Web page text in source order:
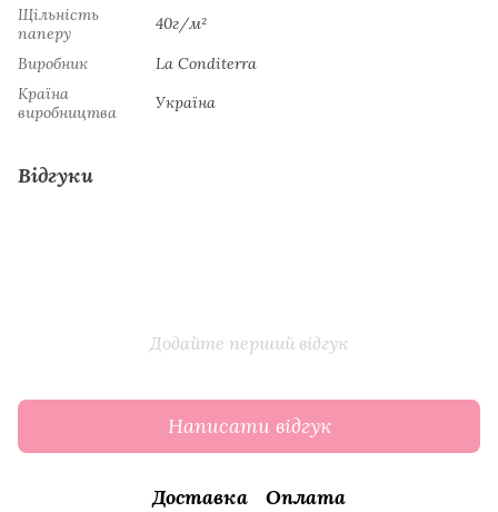
Щільність
паперу
40г/м²
Виробник
La Сonditerra
Країна
виробництва
Україна
Відгуки
Додайте перший відгук
Написати відгук
Доставка Оплата